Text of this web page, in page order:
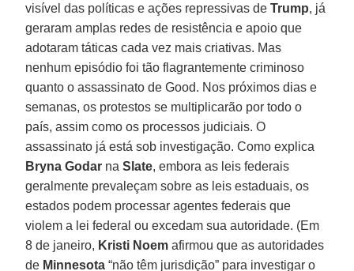
visível das políticas e ações repressivas deTrump, já
geraram amplas redes de resistência e apoio que
adotaram táticas cada vez mais criativas. Mas
nenhum episódio foi tão flagrantemente criminoso
quanto o assassinato de Good. Nos próximos dias e
semanas, os protestos se multiplicarão por todo o
país, assim como os processos judiciais. O
assassinato já está sob investigação. Como explica
Bryna Godar naSlate, embora as leis federais
geralmente prevaleçam sobre as leis estaduais, os
estados podem processar agentes federais que
violem a lei federal ou excedam sua autoridade. (Em
8 de janeiro, Kristi Noem afirmou que as autoridades
de Minnesota “não têm jurisdição” para investigar o